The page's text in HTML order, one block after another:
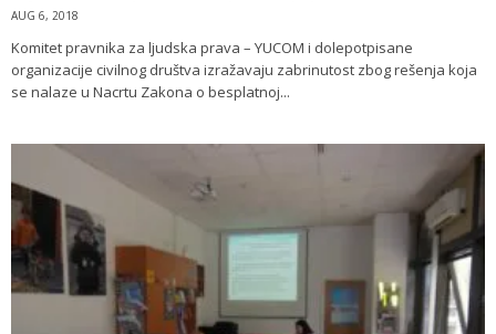
AUG 6, 2018
Komitet pravnika za ljudska prava – YUCOM i dolepotpisane
organizacije civilnog društva izražavaju zabrinutost zbog rešenja koja
se nalaze u Nacrtu Zakona o besplatnoj...